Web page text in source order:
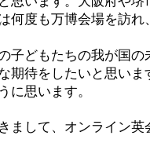
何度も万博会場を訪
子どもたちの我が国の
期待をしたいと思い
に思います。
まして、オンライン英